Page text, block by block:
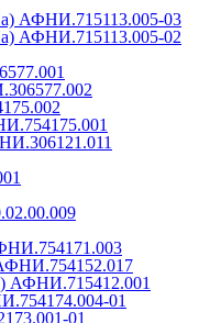
АФНИ.715113.005-03
АФНИ.715113.005-02
АФНИ.715412.001
01
01